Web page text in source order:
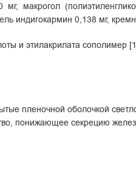
макрогол
индигокармин 0,138 мг,
и этилакрилата сополимер
пленочной оболочкой
понижающее секрецию